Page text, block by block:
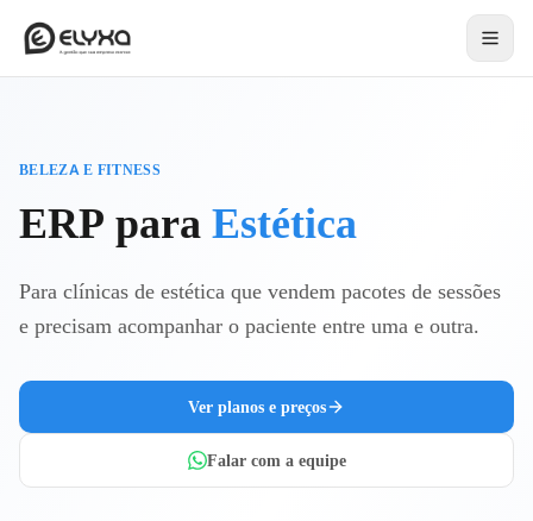
BELEZA E FITNESS
ERP para Estética
Para clínicas de estética que vendem pacotes de sessões
e precisam acompanhar o paciente entre uma e outra.
Ver planos e preços
Falar com a equipe